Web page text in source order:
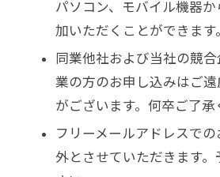
パソコン、モバイル機器
加いただくことができます。
同業他社および当社の競
業の方のお申し込みはご
がございます。何卒ご了承
フリーメールアドレスで
外とさせていただきます